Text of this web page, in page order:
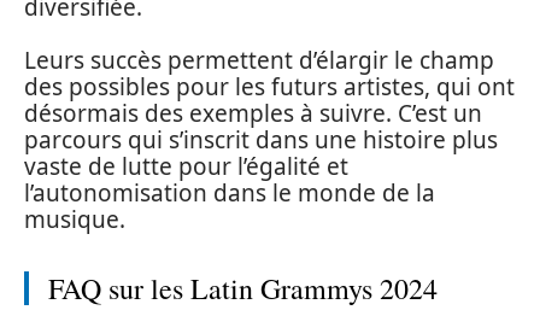
diversifiée.
Leurs succès permettent d’élargir le champ
des possibles pour les futurs artistes, qui ont
désormais des exemples à suivre. C’est un
parcours qui s’inscrit dans une histoire plus
vaste de lutte pour l’égalité et
l’autonomisation dans le monde de la
musique.
FAQ sur les Latin Grammys 2024